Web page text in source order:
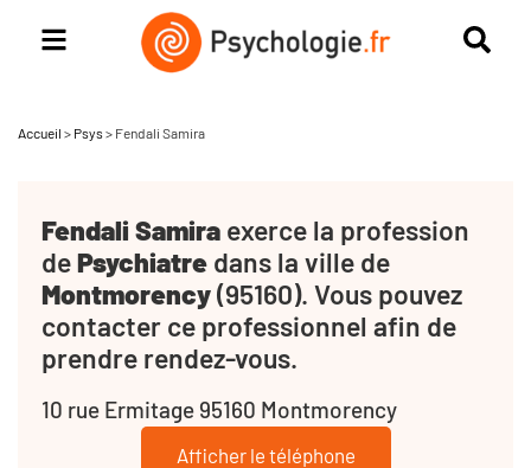
Accueil > Psys > Fendali Samira
Fendali Samira exerce la profession
dePsychiatre dans la ville de
Montmorency(95160). Vous pouvez
contacter ce professionnel afin de
prendre rendez-vous.
10 rue Ermitage 95160 Montmorency
Afficher le téléphone